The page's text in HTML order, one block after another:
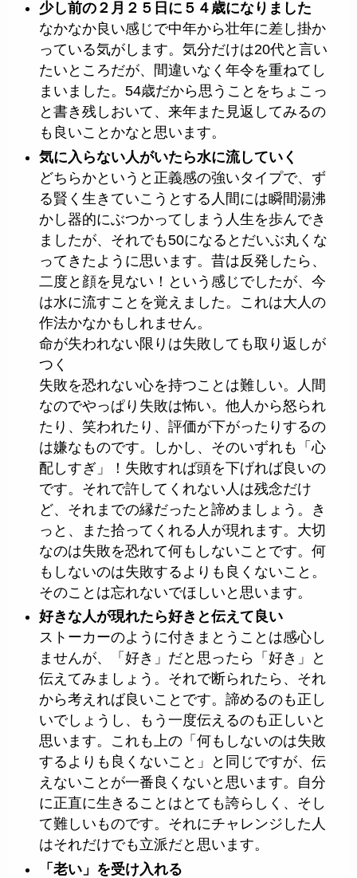
少し前の２月２５日に５４歳になりました
なかなか良い感じで中年から壮年に差し掛か
っている気がします。気分だけは20代と言い
たいところだが、間違いなく年令を重ねてし
まいました。54歳だから思うことをちょこっ
と書き残しおいて、来年また見返してみるの
も良いことかなと思います。
気に入らない人がいたら水に流していく
どちらかというと正義感の強いタイプで、ず
る賢く生きていこうとする人間には瞬間湯沸
かし器的にぶつかってしまう人生を歩んでき
ましたが、それでも50になるとだいぶ丸くな
ってきたように思います。昔は反発したら、
二度と顔を見ない！という感じでしたが、今
は水に流すことを覚えました。これは大人の
作法かなかもしれません。
命が失われない限りは失敗しても取り返しが
つく
失敗を恐れない心を持つことは難しい。人間
なのでやっぱり失敗は怖い。他人から怒られ
たり、笑われたり、評価が下がったりするの
は嫌なものです。しかし、そのいずれも「心
配しすぎ」！失敗すれば頭を下げれば良いの
です。それで許してくれない人は残念だけ
ど、それまでの縁だったと諦めましょう。き
っと、また拾ってくれる人が現れます。大切
なのは失敗を恐れて何もしないことです。何
もしないのは失敗するよりも良くないこと。
そのことは忘れないでほしいと思います。
好きな人が現れたら好きと伝えて良い
ストーカーのように付きまとうことは感心し
ませんが、「好き」だと思ったら「好き」と
伝えてみましょう。それで断られたら、それ
から考えれば良いことです。諦めるのも正し
いでしょうし、もう一度伝えるのも正しいと
思います。これも上の「何もしないのは失敗
するよりも良くないこと」と同じですが、伝
えないことが一番良くないと思います。自分
に正直に生きることはとても誇らしく、そし
て難しいものです。それにチャレンジした人
はそれだけでも立派だと思います。
「老い」を受け入れる